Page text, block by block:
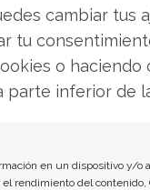
cambiar tus
tu
o
parte inferior de
en un dispositivo y/o
rendimiento del
sus
acción de
un billón de
con el negocio
AMD anticipa